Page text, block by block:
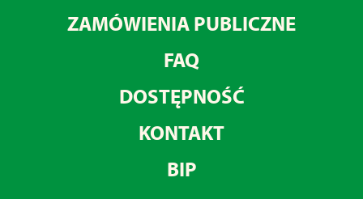
ZAMÓWIENIA PUBLICZNE
FAQ
DOSTĘPNOŚĆ
KONTAKT
BIP